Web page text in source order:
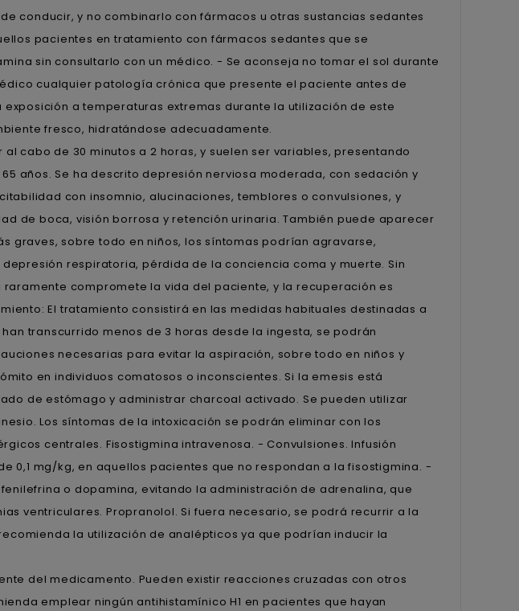
conducir, y no combinarlo con fármacos u otras sustancias sedantes
pacientes en tratamiento con fármacos sedantes que se
sin consultarlo con un médico. - Se aconseja no tomar el sol durante
cualquier patología crónica que presente el paciente antes de
a temperaturas extremas durante la utilización de este
fresco, hidratándose adecuadamente.
cabo de 30 minutos a 2 horas, y suelen ser variables, presentando
años. Se ha descrito depresión nerviosa moderada, con sedación y
con insomnio, alucinaciones, temblores o convulsiones, y
de boca, visión borrosa y retención urinaria. También puede aparecer
graves, sobre todo en niños, los síntomas podrían agravarse,
respiratoria, pérdida de la conciencia coma y muerte. Sin
compromete la vida del paciente, y la recuperación es
El tratamiento consistirá en las medidas habituales destinadas a
transcurrido menos de 3 horas desde la ingesta, se podrán
necesarias para evitar la aspiración, sobre todo en niños y
en individuos comatosos o inconscientes. Si la emesis está
de estómago y administrar charcoal activado. Se pueden utilizar
Los síntomas de la intoxicación se podrán eliminar con los
centrales. Fisostigmina intravenosa. - Convulsiones. Infusión
0,1 mg/kg, en aquellos pacientes que no respondan a la fisostigmina. -
o dopamina, evitando la administración de adrenalina, que
ventriculares. Propranolol. Si fuera necesario, se podrá recurrir a la
la utilización de analépticos ya que podrían inducir la
del medicamento. Pueden existir reacciones cruzadas con otros
emplear ningún antihistamínico H1 en pacientes que hayan